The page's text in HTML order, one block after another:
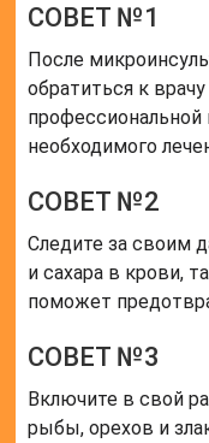
СОВЕТ №1
После
обратиться к
профессиональной
необходимого
СОВЕТ №2
Следите за своим
и сахара в крови,
поможет
СОВЕТ №3
Включите в свой
рыбы, орехов и